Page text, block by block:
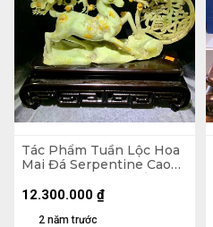
Tác Phẩm Tuần Lộc Hoa
Mai Đá Serpentine Cao
44 Ngang 30 Cả Đế Cao
43 (cm)
2 năm trước
12.300.000 ₫